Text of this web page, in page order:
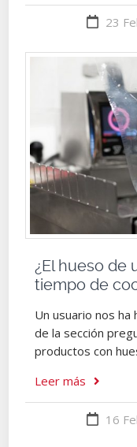
23
¿El hueso de
tiempo de
Un usuario nos ha
de la sección
productos con
Leer más
16